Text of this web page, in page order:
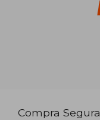
Compra Segura